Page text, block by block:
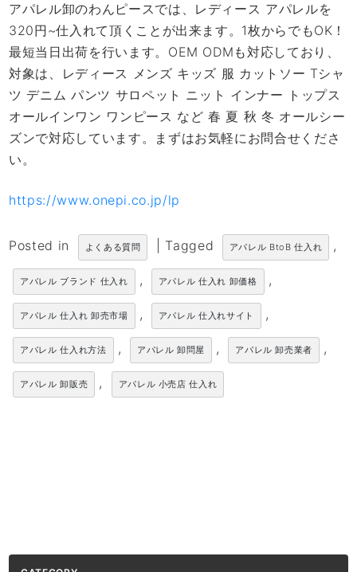
アパレル卸のわんピースでは、レディース アパレルを
320円~仕入れて頂くことが出来ます。1枚からでもOK！
最短当日出荷を行います。OEM ODMも対応しており、
対象は、レディース メンズ キッズ 服 カットソー Tシャ
ツ デニム パンツ サロペット ニット インナー トップス
オールインワン ワンピース など 春 夏 秋 冬 オールシー
ズンで対応しています。まずはお気軽にお問合せくださ
い。
https://www.onepi.co.jp/lp
Posted in よくある質問 Tagged アパレル BtoB 仕入れ ,
アパレル ブランド 仕入れ , アパレル 仕入れ 卸価格 ,
アパレル 仕入れ 卸売市場 , アパレル 仕入れサイト ,
アパレル 仕入れ方法 , アパレル 卸問屋 , アパレル 卸売業者 ,
アパレル 卸販売 , アパレル 小売店 仕入れ